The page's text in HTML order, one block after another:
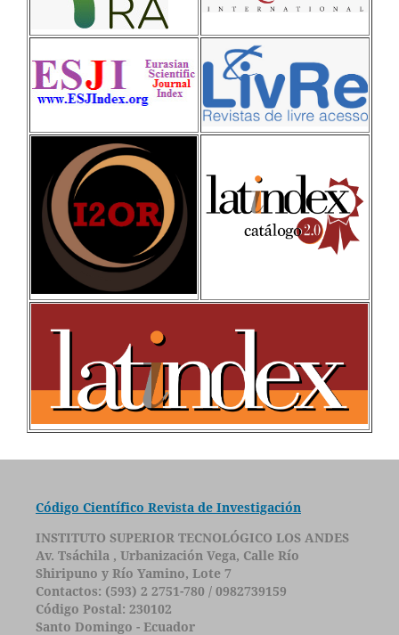
Código Científico Revista de Investigación
INSTITUTO SUPERIOR TECNOLÓGICO LOS ANDES
Av. Tsáchila , Urbanización Vega, Calle Río
Shiripuno y Río Yamino, Lote 7
Contactos: (593) 2 2751-780 / 0982739159
Código Postal: 230102
Santo Domingo - Ecuador